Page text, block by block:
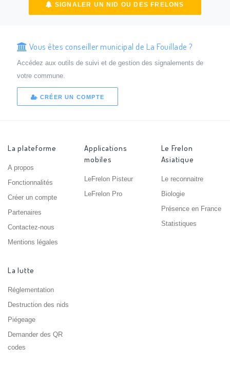
SIGNALER UN NID OU DES FRELONS
Vous êtes conseiller municipal de La Fouillade ?
Accédez aux outils de suivi et de gestion des signalements de
votre commune.
CRÉER UN COMPTE
La plateforme
A propos
Fonctionnalités
Créer un compte
Partenaires
Contactez-nous
Mentions légales
Applications
mobiles
LeFrelon Pisteur
LeFrelon Pro
Le Frelon
Asiatique
Le reconnaitre
Biologie
Présence en France
Statistiques
La lutte
Réglementation
Destruction des nids
Piégeage
Demander des QR
codes